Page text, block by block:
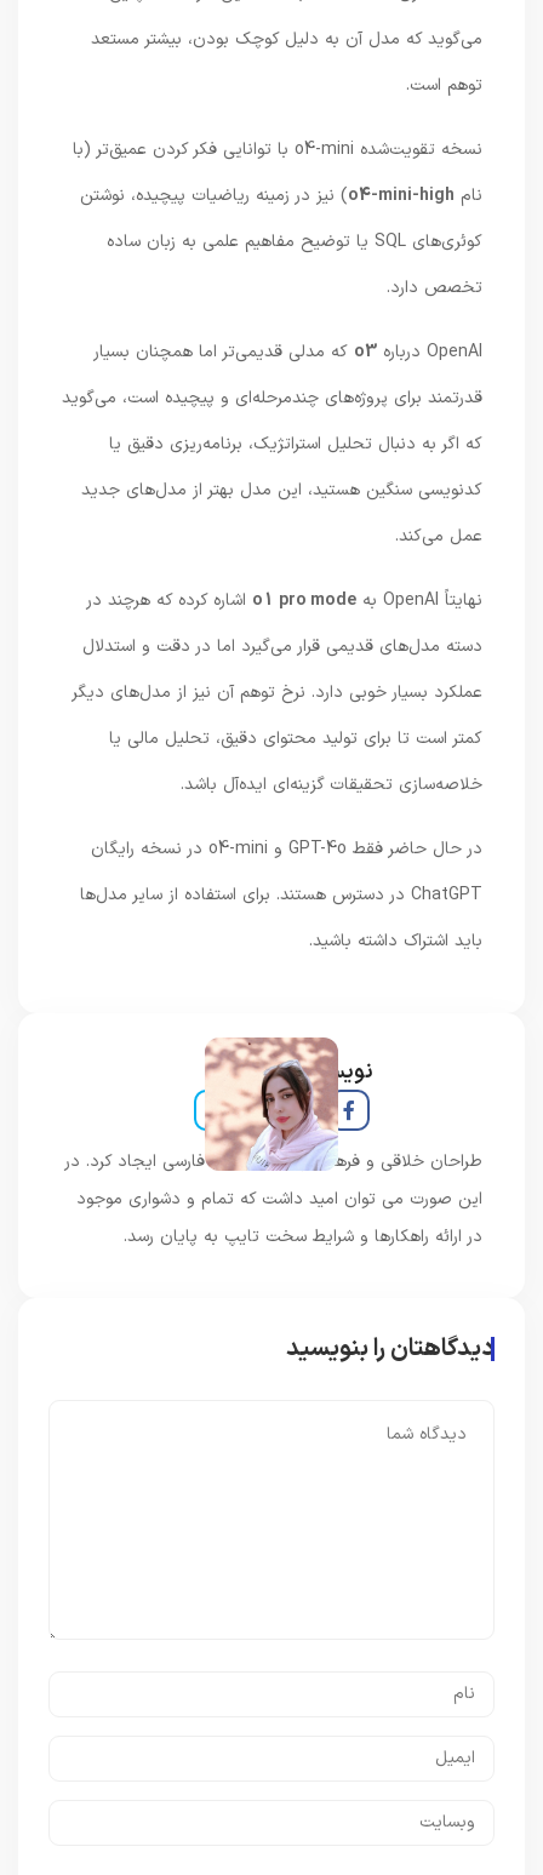
می‌گوید که مدل آن به دلیل کوچک بودن، بیشتر مستعد
توهم است.
نسخه تقویت‌شده o4-mini با توانایی فکر کردن عمیق‌تر (با
o4-mini-high) نیز در زمینه ریاضیات پیچیده، نوشتن
کوئری‌های SQL یا توضیح مفاهیم علمی به زبان ساده
تخصص دارد.
OpenAI درباره o3که مدلی قدیمی‌تر اما همچنان بسیار
قدرتمند برای پروژه‌های چندمرحله‌ای و پیچیده است، می‌گوید
که اگر به دنبال تحلیل استراتژیک، برنامه‌ریزی دقیق یا
کدنویسی سنگین هستید، این مدل بهتر از مدل‌های جدید
عمل می‌کند.
o1 pro modeاشاره کرده که هرچند در
دسته مدل‌های قدیمی قرار می‌گیرد اما در دقت و استدلال
عملکرد بسیار خوبی دارد. نرخ توهم آن نیز از مدل‌های دیگر
کمتر است تا برای تولید محتوای دقیق، تحلیل مالی یا
خلاصه‌سازی تحقیقات گزینه‌ای ایده‌آل باشد.
در حال حاضر فقط GPT-4o و o4-mini در نسخه رایگان
ChatGPT در دسترس هستند. برای استفاده از سایر مدل‌ها
باید اشتراک داشته باشید.
نویسنده و خبرنگار
طراحان خلاقی و فرهنگ پیشرو در زبان فارسی ایجاد کرد. در
این صورت می توان امید داشت که تمام و دشواری موجود
در ارائه راهکارها و شرایط سخت تایپ به پایان رسد.
دیدگاهتان را بنویسید